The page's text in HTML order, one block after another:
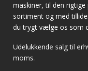
maskiner, til den
sortiment og med
du trygt vælge os som
Udelukkende salg til
moms.